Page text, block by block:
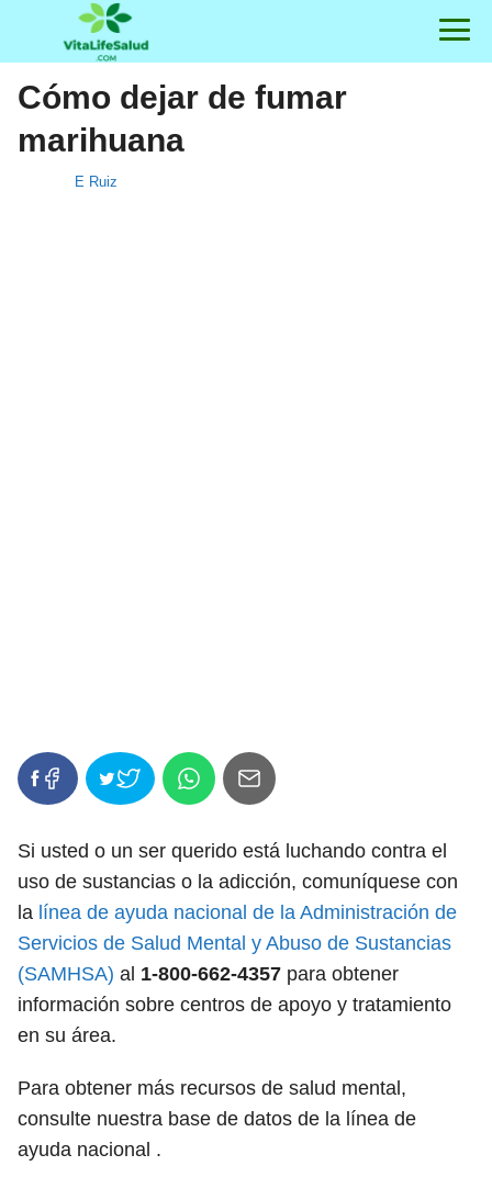
Cómo dejar de fumar
marihuana
E Ruiz
Si usted o un ser querido está luchando contra el
uso de sustancias o la adicción, comuníquese con
la línea de ayuda nacional de la Administración de
Servicios de Salud Mental y Abuso de Sustancias
(SAMHSA) al 1-800-662-4357 para obtener
información sobre centros de apoyo y tratamiento
en su área.
Para obtener más recursos de salud mental,
consulte nuestra base de datos de la línea de
ayuda nacional .